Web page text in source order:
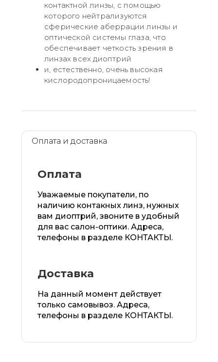
контактной линзы, с помощью
которого нейтрализуются
сферические аберрации линзы и
оптической системы глаза, что
обеспечивает четкость зрения в
линзах всех диоптрий
и, естественно, очень высокая
кислородопроницаемость!
Оплата и доставка
Оплата
Уважаемые покупатели, по
наличию контакных линз, нужных
вам диоптрий, звоните в удобный
для вас салон-оптики. Адреса,
телефоны в разделе КОНТАКТЫ.
Доставка
На данный момент действует
только самовывоз. Адреса,
телефоны в разделе КОНТАКТЫ.